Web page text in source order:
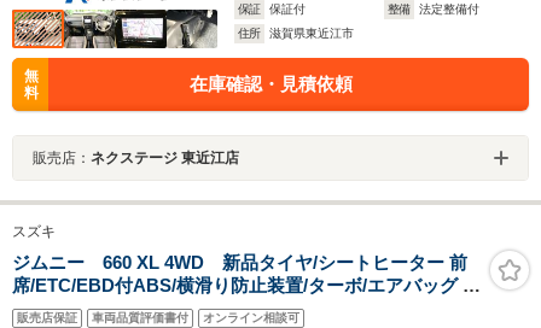
保証
保証付 整備
法定整備付
住所
滋賀県東近江市
無
料
在庫確認・見積依頼
販売店： ネクステージ 東近江店
スズキ
ジムニー 660 XL 4WD 新品タイヤ/シートヒーター 前
席/ETC/EBD付ABS/横滑り防止装置/ターボ/エアバッグ サ
イド/衝突安全ボディ/パワーウインドウ/エンジンスタート
販売店保証 車両品質評価書付 オンライン相談可